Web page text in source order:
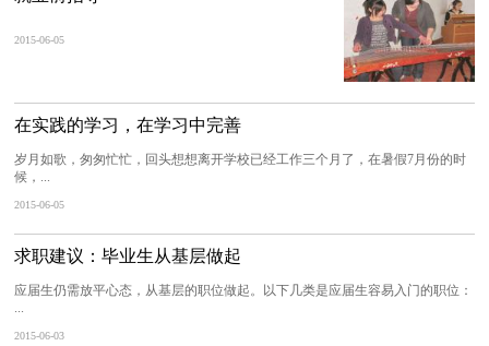
2015-06-05
在实践的学习，在学习中完善
岁月如歌，匆匆忙忙，回头想想离开学校已经工作三个月了，在暑假7月份的时
候，...
2015-06-05
求职建议：毕业生从基层做起
应届生仍需放平心态，从基层的职位做起。以下几类是应届生容易入门的职位：
...
2015-06-03